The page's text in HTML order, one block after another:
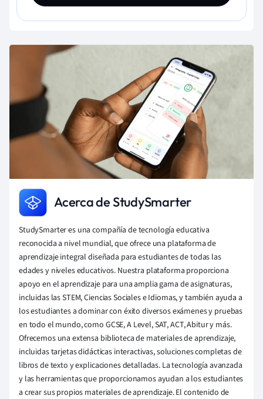
Acerca de StudySmarter
StudySmarter es una compañía de tecnología educativa
reconocida a nivel mundial, que ofrece una plataforma de
aprendizaje integral diseñada para estudiantes de todas las
edades y niveles educativos. Nuestra plataforma proporciona
apoyo en el aprendizaje para una amplia gama de asignaturas,
incluidas las STEM, Ciencias Sociales e Idiomas, y también ayuda a
los estudiantes a dominar con éxito diversos exámenes y pruebas
en todo el mundo, como GCSE, A Level, SAT, ACT, Abitur y más.
Ofrecemos una extensa biblioteca de materiales de aprendizaje,
incluidas tarjetas didácticas interactivas, soluciones completas de
libros de texto y explicaciones detalladas. La tecnología avanzada
y las herramientas que proporcionamos ayudan a los estudiantes
a crear sus propios materiales de aprendizaje. El contenido de